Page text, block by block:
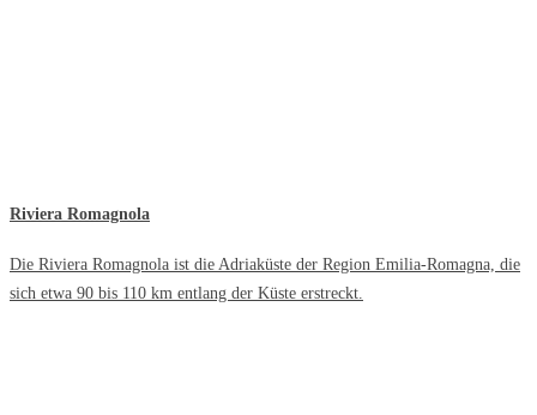
Riviera Romagnola
Die Riviera Romagnola ist die Adriaküste der Region Emilia-Romagna, die
sich etwa 90 bis 110 km entlang der Küste erstreckt.